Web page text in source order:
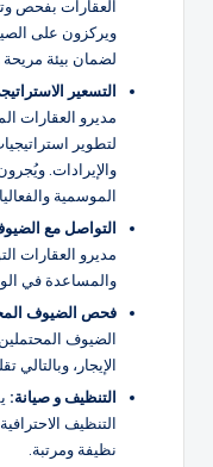
العقارات بفحص
ويركزون على
لضمان بيئة
التسعير
مديرو العقارات
لتطوير
والإيرادات.
الموسمية
التواصل مع
مديرو العقارات
والمساعدة في
فحص الضيوف
الضيوف المحتملين
الإيجار، وبالتالي
التنظيف و صيانة:
التنظيف
نظيفة ومرتبة.